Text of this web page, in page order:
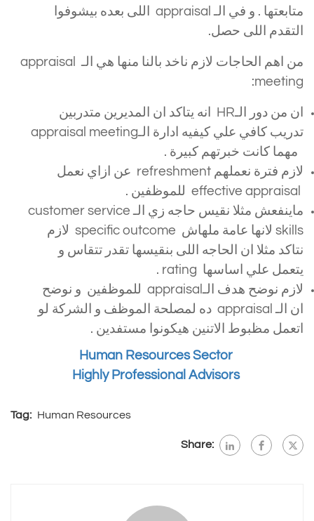
متابعتها . و في الـ appraisal اللى بعده بيشوفوا
التقدم اللى حصل.
من اهم الحاجات لازم ناخد بالنا منها هي الـ appraisal
meeting:
ان من دور الـHR انه يتاكد ان المديرين متدربين
تدريب كافي علي كيفيه ادارة الـappraisal meeting
مهما كانت خبرتهم كبيرة .
لازم فترة نعملهم refreshment عن ازاي نعمل
ماينفعش مثلا نقيس حاجه زي الـ customer service
skills لانها عامة ملهاش specific outcome لازم
نتاكد مثلا ان الحاجه اللى بنقيسها تقدر تتقاس و
يتعمل علي اساسها rating .
لازم نوضح هدف الـappraisal للموظفين و نوضح
ان الـ appraisal ده لمصلحة الموظف و الشركة لو
اتعمل مظبوط الاتنين هيكونوا مستفدين .
Human Resources Sector
Highly Professional Advisors
Tag: Human Resources
Share: